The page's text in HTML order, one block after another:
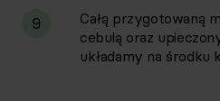
9
Całą przygotowaną
cebulą oraz
układamy na środku